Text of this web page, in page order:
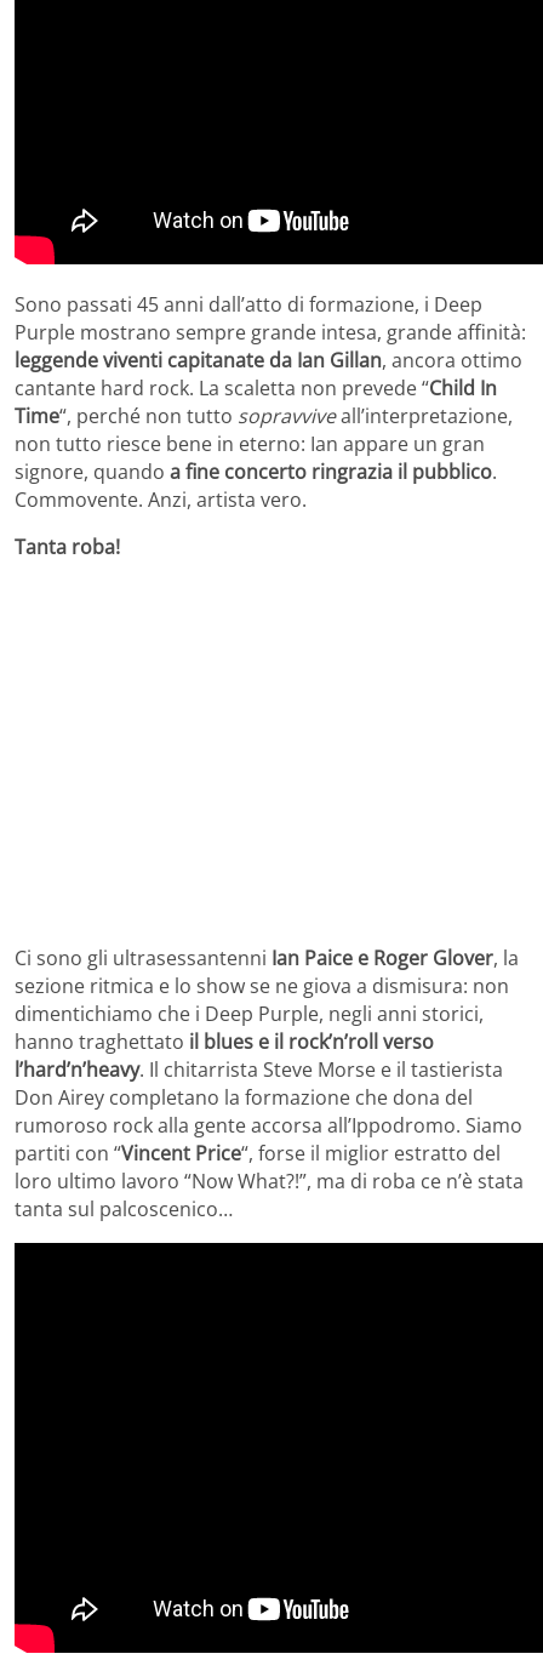
Sono passati 45 anni dall’atto di formazione, i Deep
Purple mostrano sempre grande intesa, grande affinità:
leggende viventi capitanate da Ian Gillan, ancora ottimo
cantante hard rock. La scaletta non prevede “Child In
Time“, perché non tutto sopravviveall’interpretazione,
non tutto riesce bene in eterno: Ian appare un gran
signore, quando a fine concerto ringrazia il pubblico.
Commovente. Anzi, artista vero.
Tanta roba!
Ci sono gli ultrasessantenni Ian Paice e Roger Glover, la
sezione ritmica e lo show se ne giova a dismisura: non
dimentichiamo che i Deep Purple, negli anni storici,
hanno traghettato il blues e il rock’n’roll verso
l’hard’n’heavy. Il chitarrista Steve Morse e il tastierista
Don Airey completano la formazione che dona del
rumoroso rock alla gente accorsa all’Ippodromo. Siamo
partiti con “Vincent Price“, forse il miglior estratto del
loro ultimo lavoro “Now What?!”, ma di roba ce n’è stata
tanta sul palcoscenico…